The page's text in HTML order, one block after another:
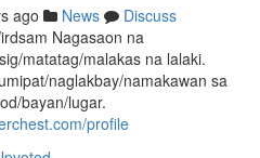
ago News
Discuss
Nagasaon na
matatag/malakas na lalaki.
naglakbay/namakawan sa
bayan/lugar.
profile